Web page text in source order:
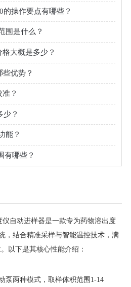
的操作要点有哪些？
围是什么？
大概是多少？
些优势？
？
少？
能？
有哪些？
仪自动进样器是一款专为药物溶出度
，结合精准采样与智能温控技术，满
以下是其核心性能介绍：
泵两种模式，取样体积范围1-14